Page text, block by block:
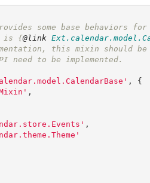
some base behaviors
is {@link
this mixin should be
need to be implemented.
' ,
{
' ,
' ,
'